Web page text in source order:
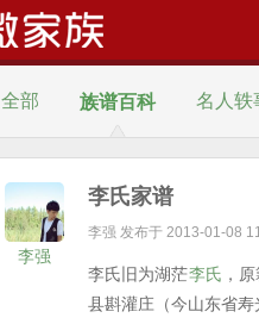
全部 族谱百科 名人轶
风水学 姓氏文化 姓氏
李强
李氏家谱
李强 发布于 2013-01-08
李氏旧为湖茫李氏 ，
县斟灌庄（今山东省寿